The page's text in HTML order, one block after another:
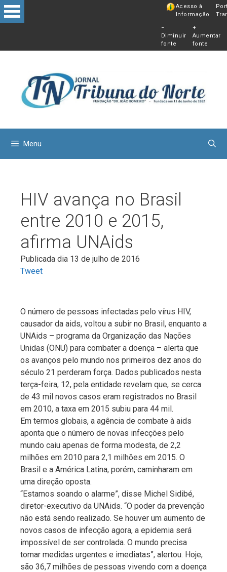
Pular
para
Acesso à
Informação
−
Diminuir
fonte
+
Aumentar
fonte
Menu
HIV avança no Brasil
entre 2010 e 2015,
afirma UNAids
Publicada dia 13 de julho de 2016
Tweet
O número de pessoas infectadas pelo vírus HIV,
causador da aids, voltou a subir no Brasil, enquanto a
UNAids – programa da Organização das Nações
Unidas (ONU) para combater a doença – alerta que
os avanços pelo mundo nos primeiros dez anos do
século 21 perderam força. Dados publicados nesta
terça-feira, 12, pela entidade revelam que, se cerca
de 43 mil novos casos eram registrados no Brasil
em 2010, a taxa em 2015 subiu para 44 mil.
Em termos globais, a agência de combate à aids
aponta que o número de novas infecções pelo
mundo caiu apenas de forma modesta, de 2,2
milhões em 2010 para 2,1 milhões em 2015. O
Brasil e a América Latina, porém, caminharam em
uma direção oposta.
“Estamos soando o alarme”, disse Michel Sidibé,
diretor-executivo da UNAids. “O poder da prevenção
não está sendo realizado. Se houver um aumento de
novos casos de infecção agora, a epidemia será
impossível de ser controlada. O mundo precisa
tomar medidas urgentes e imediatas”, alertou. Hoje,
são 36,7 milhões de pessoas vivendo com a doença